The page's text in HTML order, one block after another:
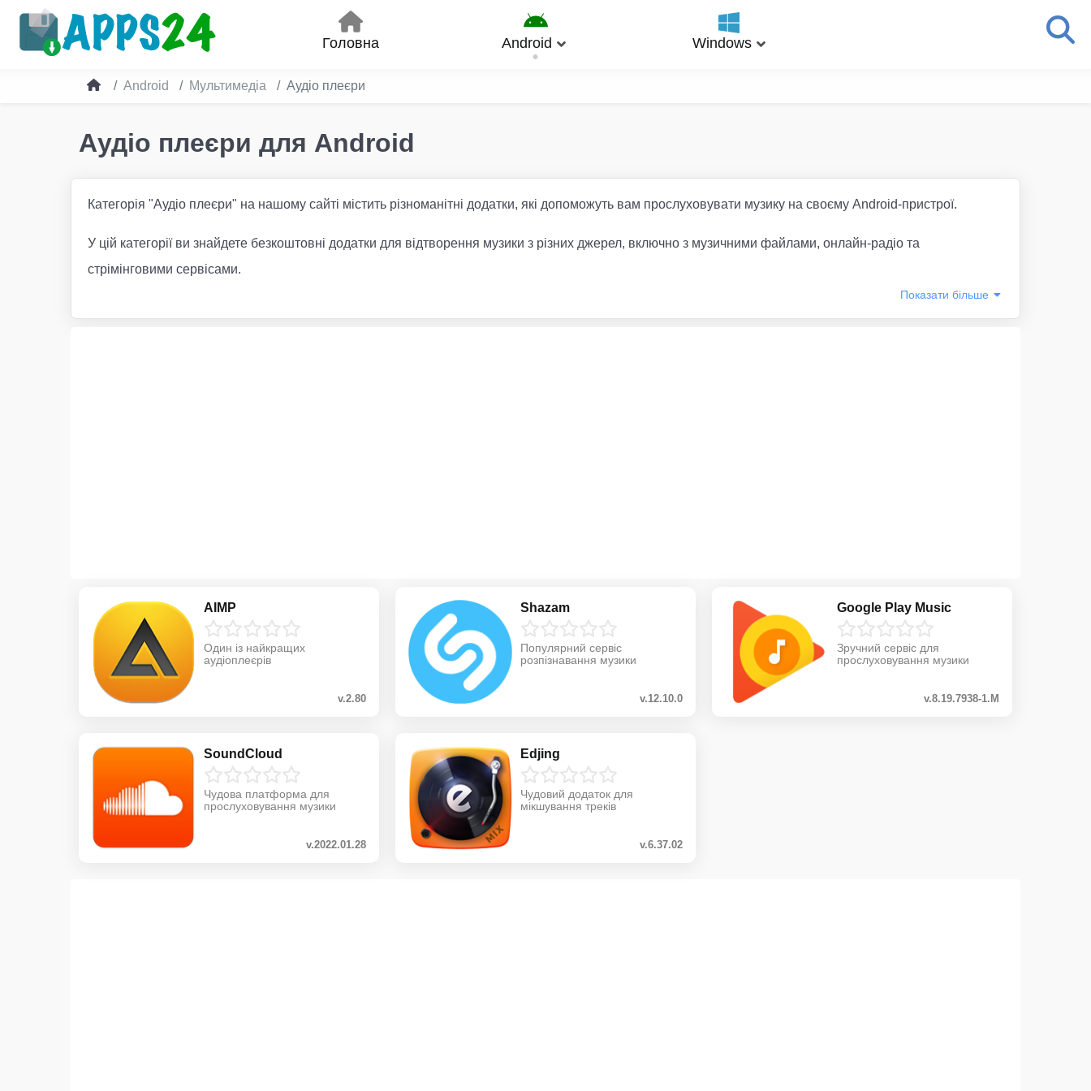
Головна Android Windows
Android Мультимедіа Аудіо плеєри
Аудіо плеєри для Android
Категорія "Аудіо плеєри" на нашому сайті містить різноманітні додатки, які допоможуть вам прослуховувати музику на своєму Android-пристрої.
У цій категорії ви знайдете безкоштовні додатки для відтворення музики з різних джерел, включно з музичними файлами, онлайн-радіо та
стрімінговими сервісами.
Показати більше
AIMP
Один із найкращих
аудіоплеєрів
v.2.80
Shazam
Популярний сервіс
розпізнавання музики
v.12.10.0
Google Play Music
Зручний сервіс для
прослуховування музики
v.8.19.7938-1.M
SoundCloud
Чудова платформа для
прослуховування музики
v.2022.01.28
Edjing
Чудовий додаток для
мікшування треків
v.6.37.02